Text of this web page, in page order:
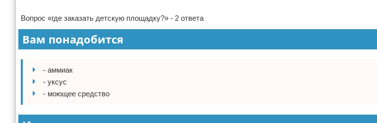
Безопасность
Стройматериалы
Разное
Вопрос «где заказать детскую площадку?» - 2 ответа
Вам понадобится
- аммиак
- уксус
- моющее средство